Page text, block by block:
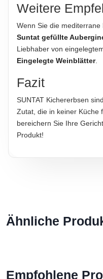
Hinweis zur Haftung: Für die
übernommen. Bitte prüfen Sie die
Weitere
Wenn Sie die
Suntat gefüllte
Liebhaber von
Eingelegte Weinblätter.
Fazit
SUNTAT Kichererbsen
Zutat, die in keiner Küche
bereichern Sie Ihre
Produkt!
Ähnliche
Empfohlene